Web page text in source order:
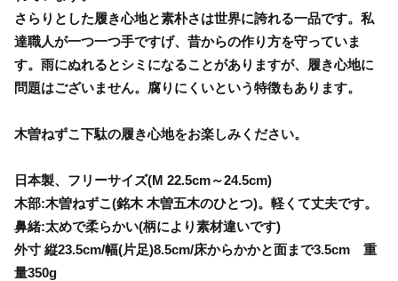
さらりとした履き心地と素朴さは世界に誇れる一品です。私
達職人が一つ一つ手ですげ、昔からの作り方を守っていま
す。雨にぬれるとシミになることがありますが、履き心地に
問題はございません。腐りにくいという特徴もあります。
木曽ねずこ下駄の履き心地をお楽しみください。
日本製、フリーサイズ(M 22.5cm～24.5cm)
木部:木曽ねずこ(銘木 木曽五木のひとつ)。軽くて丈夫です。
鼻緒:太めで柔らかい(柄により素材違いです)
外寸 縦23.5cm/幅(片足)8.5cm/床からかかと面まで3.5cm 重
量350g